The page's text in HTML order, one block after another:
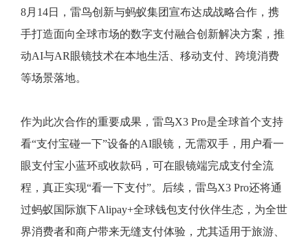
8月14日，雷鸟创新与蚂蚁集团宣布达成战略合作，携
手打造面向全球市场的数字支付融合创新解决方案，推
动AI与AR眼镜技术在本地生活、移动支付、跨境消费
等场景落地。
作为此次合作的重要成果，雷鸟X3 Pro是全球首个支持
看“支付宝碰一下”设备的AI眼镜，无需双手，用户看一
眼支付宝小蓝环或收款码，可在眼镜端完成支付全流
程，真正实现“看一下支付”。后续，雷鸟X3 Pro还将通
过蚂蚁国际旗下Alipay+全球钱包支付伙伴生态，为全世
界消费者和商户带来无缝支付体验，尤其适用于旅游、